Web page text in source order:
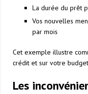
La durée du prêt
Vos nouvelles
par mois
Cet exemple illustre
crédit et sur votre
Les